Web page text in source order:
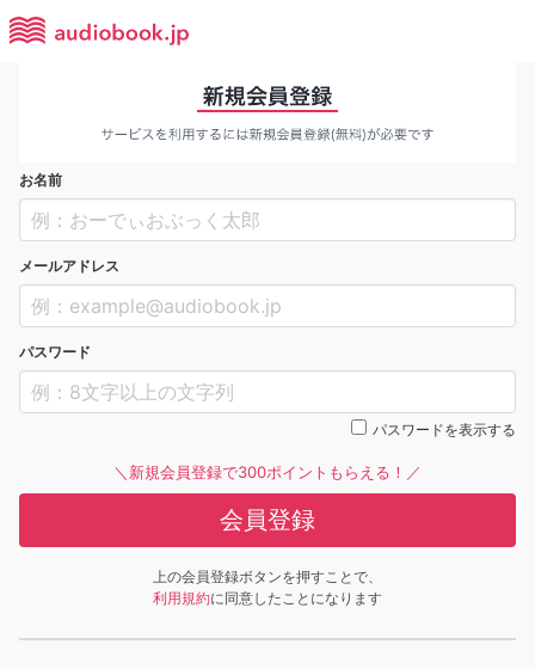
お名前
メールアドレス
パスワード
パスワードを表示する
＼新規会員登録で300ポイントもらえる！／
会員登録
上の会員登録ボタンを押すことで、
利用規約に同意したことになります